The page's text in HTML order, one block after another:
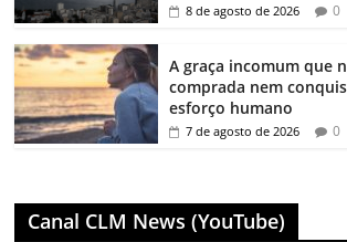
8 de agosto de 2026 0
A graça incomum que
comprada nem
esforço humano
7 de agosto de 2026 0
Canal CLM News (YouTube)